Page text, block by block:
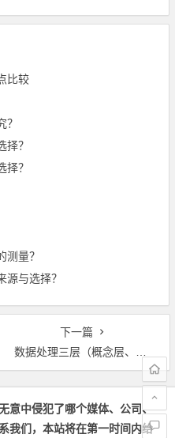
比较
择？
择？
测量？
源与选择？
下一篇
数据处理三层（概念层、逻辑层、物理层）抽象描述
意中侵犯了哪个媒体、公司、
我们，本站将在第一时间内给